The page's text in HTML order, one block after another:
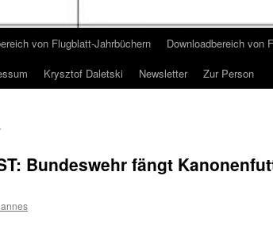
von Flugblatt-Jahrbüchern
Downloadbereich von
Krysztof Daletski Newsletter Zur Person
Bundeswehr fängt